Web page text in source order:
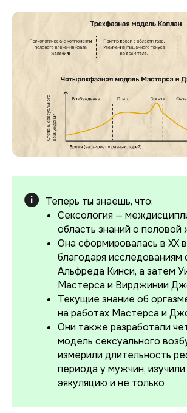
Теперь ты знаешь, что:
Сексология —
область знаний о половой
Она сформировалась в XX
благодаря исследованиям
Альфреда Кинси, а затем
Мастерса и Вирджинии
Текущие знание об
на работах Мастерса и
Они также разработали
модель сексуального
измерили длительность
периода у мужчин,
эякуляцию и не только